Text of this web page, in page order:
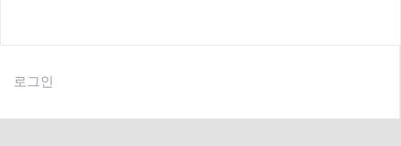
로그인